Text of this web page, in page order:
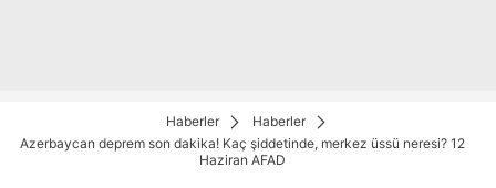
Haberler
Haberler
Azerbaycan deprem son dakika! Kaç şiddetinde, merkez üssü neresi? 12
Haziran AFAD